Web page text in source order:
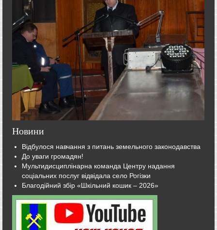
Новини
Відбулося навчання з питань земельного законодавства
До уваги громадян!
Мультидисциплінарна команда Центру надання
соціальних послуг відвідала село Рогізки
Благодійний збір «Шкільний кошик – 2026»